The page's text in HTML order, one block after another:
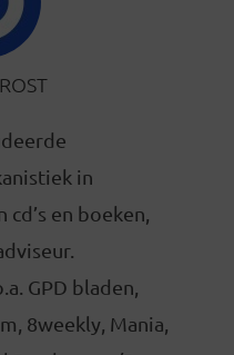
in
en boeken,
GPD bladen,
8weekly, Mania,